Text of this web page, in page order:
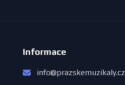
Informace
info@prazskemuzikaly.cz